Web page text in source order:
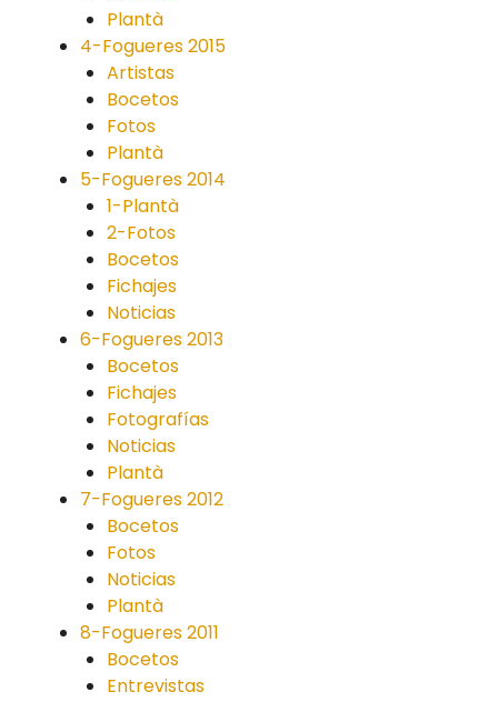
Plantà
4-Fogueres 2015
Artistas
Bocetos
Fotos
Plantà
5-Fogueres 2014
1-Plantà
2-Fotos
Bocetos
Fichajes
Noticias
6-Fogueres 2013
Bocetos
Fichajes
Fotografías
Noticias
Plantà
7-Fogueres 2012
Bocetos
Fotos
Noticias
Plantà
8-Fogueres 2011
Bocetos
Entrevistas